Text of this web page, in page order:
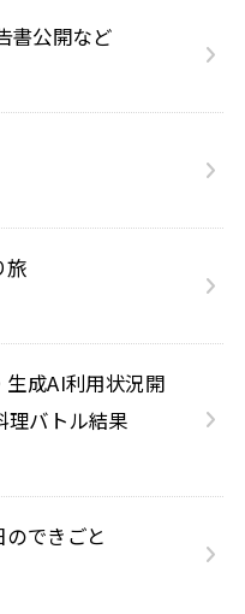
書公開など
旅
成AI利用状況開
理バトル結果
できごと